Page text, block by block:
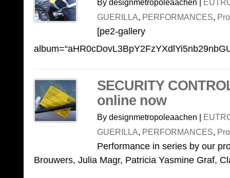
By designmetropoleaachen |
GUERILLA, PERFORMANCES,
[pe2-gallery
SECURITY
online now
By designmetropoleaachen |
GUERILLA, PERFORMANCES,
Performance in series by our
Brouwers, Julia Magr, Patricia Yasmine Graf,